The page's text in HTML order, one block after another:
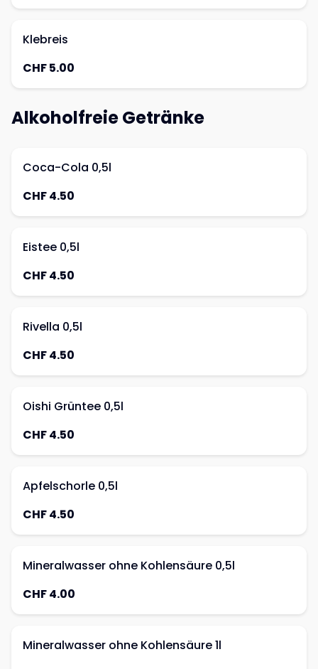
Klebreis
CHF 5.00
Alkoholfreie Getränke
Coca-Cola 0,5l
CHF 4.50
Eistee 0,5l
CHF 4.50
Rivella 0,5l
CHF 4.50
Oishi Grüntee 0,5l
CHF 4.50
Apfelschorle 0,5l
CHF 4.50
Mineralwasser ohne Kohlensäure 0,5l
CHF 4.00
Mineralwasser ohne Kohlensäure 1l